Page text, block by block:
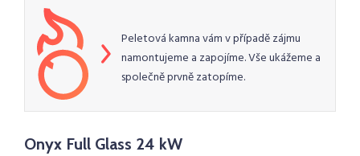
Peletová kamna vám v případě zájmu
namontujeme a zapojíme. Vše ukážeme a
společně prvně zatopíme.
Onyx Full Glass 24 kW